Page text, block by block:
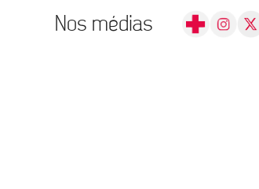
Nos médias